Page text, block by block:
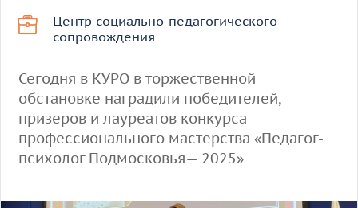
Центр социально-педагогического
сопровождения
Сегодня в КУРО в торжественной
обстановке наградили победителей,
призеров и лауреатов конкурса
профессионального мастерства «Педагог-
психолог Подмосковья— 2025»